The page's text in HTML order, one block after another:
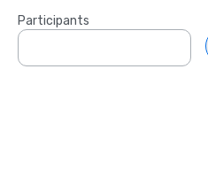
Participants